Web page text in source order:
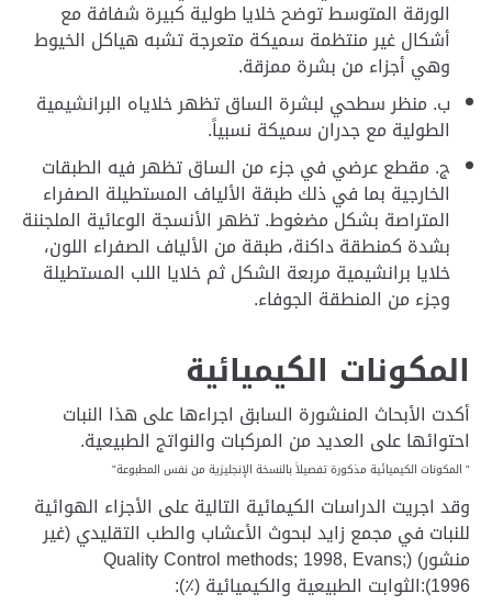
الورقة المتوسط توضح خلايا طولية كبيرة شفافة مع
أشكال غير منتظمة سميكة متعرجة تشبه هياكل الخيوط
وهي أجزاء من بشرة ممزقة.
ب. منظر سطحي لبشرة الساق تظهر خلاياه البرانشيمية
الطولية مع جدران سميكة نسبياً.
ج. مقطع عرضي في جزء من الساق تظهر فيه الطبقات
الخارجية بما في ذلك طبقة الألياف المستطيلة الصفراء
المتراصة بشكل مضغوط. تظهر الأنسجة الوعائية الملجننة
بشدة كمنطقة داكنة، طبقة من الألياف الصفراء اللون،
خلايا برانشيمية مربعة الشكل ثم خلايا اللب المستطيلة
وجزء من المنطقة الجوفاء.
المكونات الكيميائية
أكدت الأبحاث المنشورة السابق اجراءها على هذا النبات
احتوائها على العديد من المركبات والنواتج الطبيعية.
" المكونات الكيميائية مذكورة تفصيلاً بالنسخة الإنجليزية من نفس المطبوعة"
وقد اجريت الدراسات الكيمائية التالية على الأجزاء الهوائية
للنبات في مجمع زايد لبحوث الأعشاب والطب التقليدي (غير
منشور) (Quality Control methods; 1998, Evans;
1996):الثوابت الطبيعية والكيميائية (٪):